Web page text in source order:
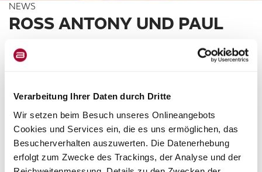
Verarbeitung Ihrer Daten durch Dritte
Wir setzen beim Besuch unseres Onlineangebots
Cookies und Services ein, die es uns ermöglichen, das
Besucherverhalten auszuwerten. Die Datenerhebung
erfolgt zum Zwecke des Trackings, der Analyse und der
NEWS
ROSS ANTONY UND PAUL
REEVES VERZAUBERTEN
FANS BEI
UNVERGESSLICHEM LIVE-
EVENT IN DORTMUND
Am 13. November 2024 war die Bürstner Ausstellungshalle bei
Stellfeld & Ernst in Dortmund Schauplatz eines unvergesslichen
Abends: Der 30-minütige Liveauftritt von Ross Antony und Paul